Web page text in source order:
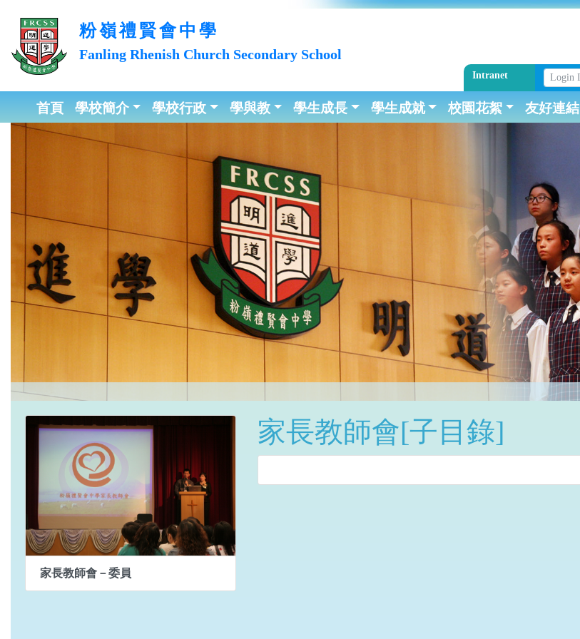
粉嶺禮賢會中學
Fanling Rhenish Church Secondary School
Intranet
首頁 學校簡介 學校行政 學與教 學生成長 學生成就 校園花絮 友好連結
家長教師會－委員
家長教師會[子目錄]